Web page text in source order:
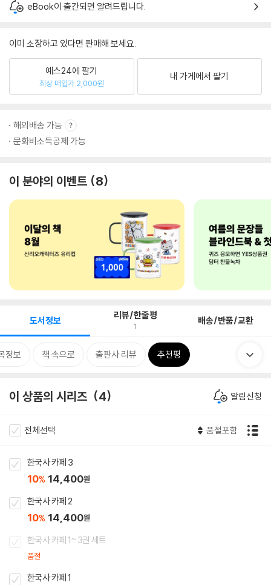
eBook이 출간되면 알려드립니다.
이미 소장하고 있다면 판매해 보세요.
예스24에 팔기
최상 매입가 2,000원
내 가게에서 팔기
해외배송 가능
문화비소득공제 가능
이 분야의 이벤트 8
도서정보 리뷰/한줄평
1 배송/반품/교환
정보 책 속으로 출판사 리뷰 추천평
이 상품의 시리즈 4 알림신청
전체선택 품절포함
한국사 카페 3
10% 14,400원
한국사 카페 2
10% 14,400원
한국사 카페 1~3권 세트
품절
한국사 카페 1